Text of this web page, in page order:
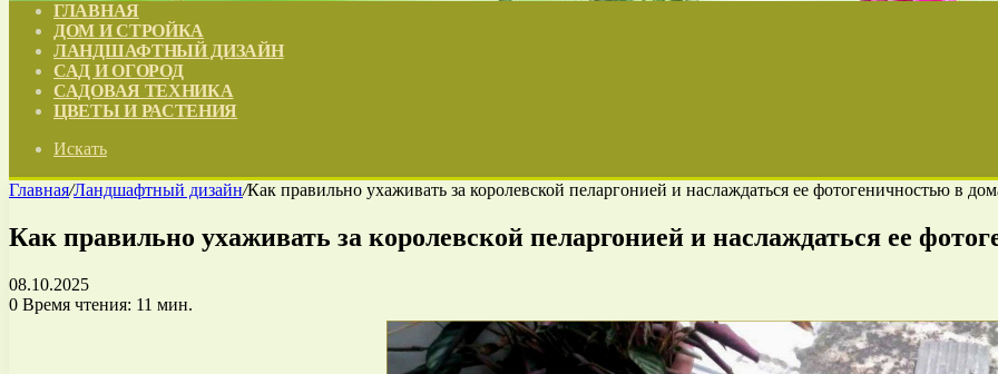
ГЛАВНАЯ
ДОМ И СТРОЙКА
ЛАНДШАФТНЫЙ ДИЗАЙН
САД И ОГОРОД
САДОВАЯ ТЕХНИКА
ЦВЕТЫ И РАСТЕНИЯ
Искать
Главная/Ландшафтный дизайн/Как правильно ухаживать за королевской пеларгонией и наслаждаться ее фотогеничностью в
Как правильно ухаживать за королевской пеларгонией и наслаждаться ее
08.10.2025
0 Время чтения: 11 мин.